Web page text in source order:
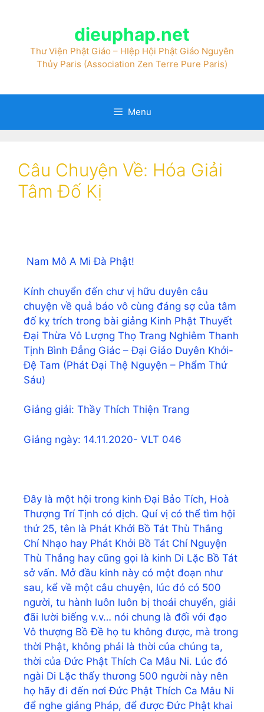
dieuphap.net
Thư Viện Phật Giáo – HIệp Hội Phật Giáo Nguyên
Thủy Paris (Association Zen Terre Pure Paris)
Menu
Câu Chuyện Về: Hóa Giải
Tâm Đố Kị
Nam Mô A Mi Đà Phật!
Kính chuyển đến chư vị hữu duyên câu
chuyện về quả báo vô cùng đáng sợ của tâm
đố kỵ trích trong bài giảng Kinh Phật Thuyết
Đại Thừa Vô Lượng Thọ Trang Nghiêm Thanh
Tịnh Bình Đẳng Giác – Đại Giáo Duyên Khởi-
Đệ Tam (Phát Đại Thệ Nguyện – Phẩm Thứ
Sáu)
Giảng giải: Thầy Thích Thiện Trang
Giảng ngày: 14.11.2020- VLT 046
Đây là một hội trong kinh Đại Bảo Tích, Hoà
Thượng Trí Tịnh có dịch. Quí vị có thể tìm hội
thứ 25, tên là Phát Khởi Bồ Tát Thù Thắng
Chí Nhạo hay Phát Khởi Bồ Tát Chí Nguyện
Thù Thắng hay cũng gọi là kinh Di Lặc Bồ Tát
sở vấn. Mở đầu kinh này có một đoạn như
sau, kể về một câu chuyện, lúc đó có 500
người, tu hành luôn luôn bị thoái chuyển, giải
đãi lười biếng v.v… nói chung là đối với đạo
Vô thượng Bồ Đề họ tu không được, mà trong
thời Phật, không phải là thời của chúng ta,
thời của Đức Phật Thích Ca Mâu Ni. Lúc đó
ngài Di Lặc thấy thương 500 người này nên
họ hãy đi đến nơi Đức Phật Thích Ca Mâu Ni
để nghe giảng Pháp, để được Đức Phật khai